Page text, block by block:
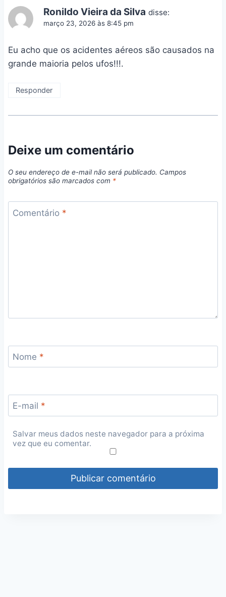
Ronildo Vieira da Silva disse:
março 23, 2026 às 8:45 pm
Eu acho que os acidentes aéreos são causados na
grande maioria pelos ufos!!!.
Responder
Deixe um comentário
O seu endereço de e-mail não será publicado. Campos
obrigatórios são marcados com *
Comentário *
Nome *
E-mail *
Salvar meus dados neste navegador para a próxima
vez que eu comentar.